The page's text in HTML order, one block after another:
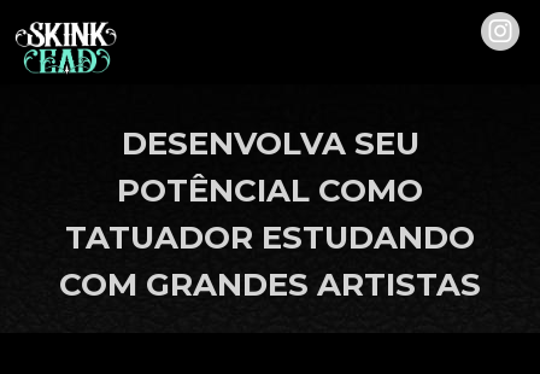
DESENVOLVA SEU
POTÊNCIAL COMO
TATUADOR ESTUDANDO
COM GRANDES ARTISTAS